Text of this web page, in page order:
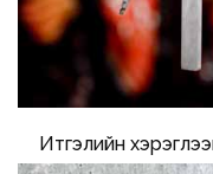
Итгэлийн